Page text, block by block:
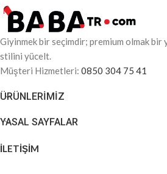
Giyinmek bir seçimdir; premium olmak bir
stilini yücelt.
Müşteri Hizmetleri: 0850 304 75 41
ÜRÜNLERIMIZ
YASAL SAYFALAR
İLETİŞİM